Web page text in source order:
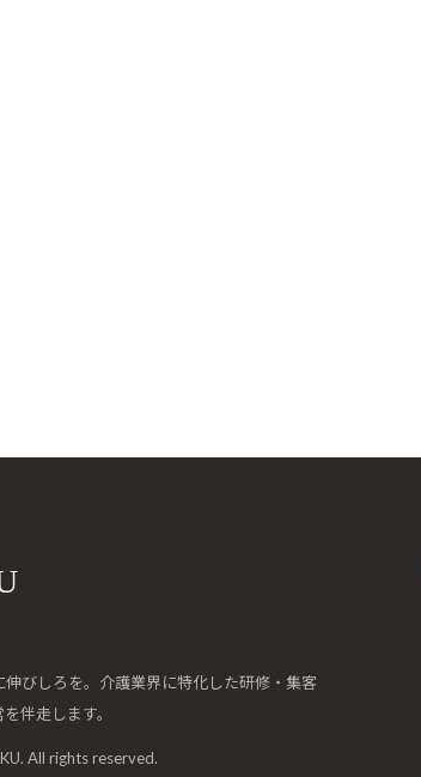
びしろを。介護業界に特化した研修・集客
伴走します。
All rights reserved.